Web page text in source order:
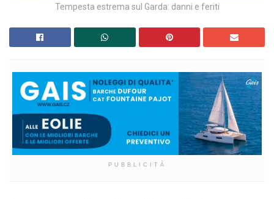
Tempesta estrema sul Garda: danni e feriti
PUBBLICITÀ